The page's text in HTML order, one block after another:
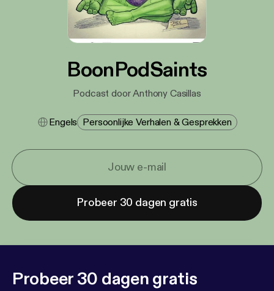
BoonPodSaints
Podcast door Anthony Casillas
Engels Persoonlijke Verhalen & Gesprekken
Probeer 30 dagen gratis
Probeer 30 dagen gratis